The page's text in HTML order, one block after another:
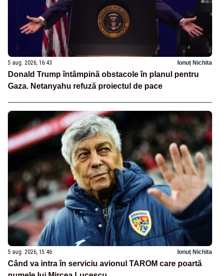
5 aug. 2026, 16:43 Ionuț Nichita
Donald Trump întâmpină obstacole în planul pentru
Gaza. Netanyahu refuză proiectul de pace
5 aug. 2026, 15:46 Ionuț Nichita
Când va intra în serviciu avionul TAROM care poartă